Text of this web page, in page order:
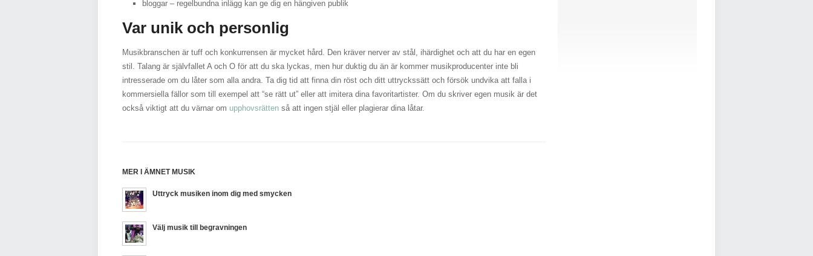
bloggar – regelbundna inlägg kan ge dig en hängiven publik
Var unik och personlig
Musikbranschen är tuff och konkurrensen är mycket hård. Den kräver nerver av stål, ihärdighet och att du har en egen
stil. Talang är självfallet A och O för att du ska lyckas, men hur duktig du än är kommer musikproducenter inte bli
intresserade om du låter som alla andra. Ta dig tid att finna din röst och ditt uttryckssätt och försök undvika att falla i
kommersiella fällor som till exempel att “se rätt ut” eller att imitera dina favoritartister. Om du skriver egen musik är det
också viktigt att du värnar om upphovsrätten så att ingen stjäl eller plagierar dina låtar.
MER I ÄMNET MUSIK
Uttryck musiken inom dig med smycken
Välj musik till begravningen